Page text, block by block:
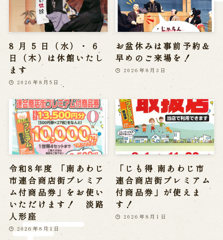
営業日時・料金 アクセス 館内のご案内
お問い合わせ
メールでお問い合わせ
お電話でお問い合わせ
予約
WEB予約
メールフォームから予約
お電話で予約
求人情報
※株式会社うずのくに南あわじの求人情報ページへ移動します
8 月 5 日（水）・ 6
日（木）は休館いたし
ます
2026年8月5日
お盆休みは事前予約＆
早めのご来場を！
2026年8月3日
令和8年度 「南あわじ
市連合商店街プレミア
ム付商品券」をお使い
いただけます！ 淡路
人形座
2026年8月1日
「じも得 南あわじ市
連合商店街プレミアム
付商品券」が使えま
す！
2026年8月1日